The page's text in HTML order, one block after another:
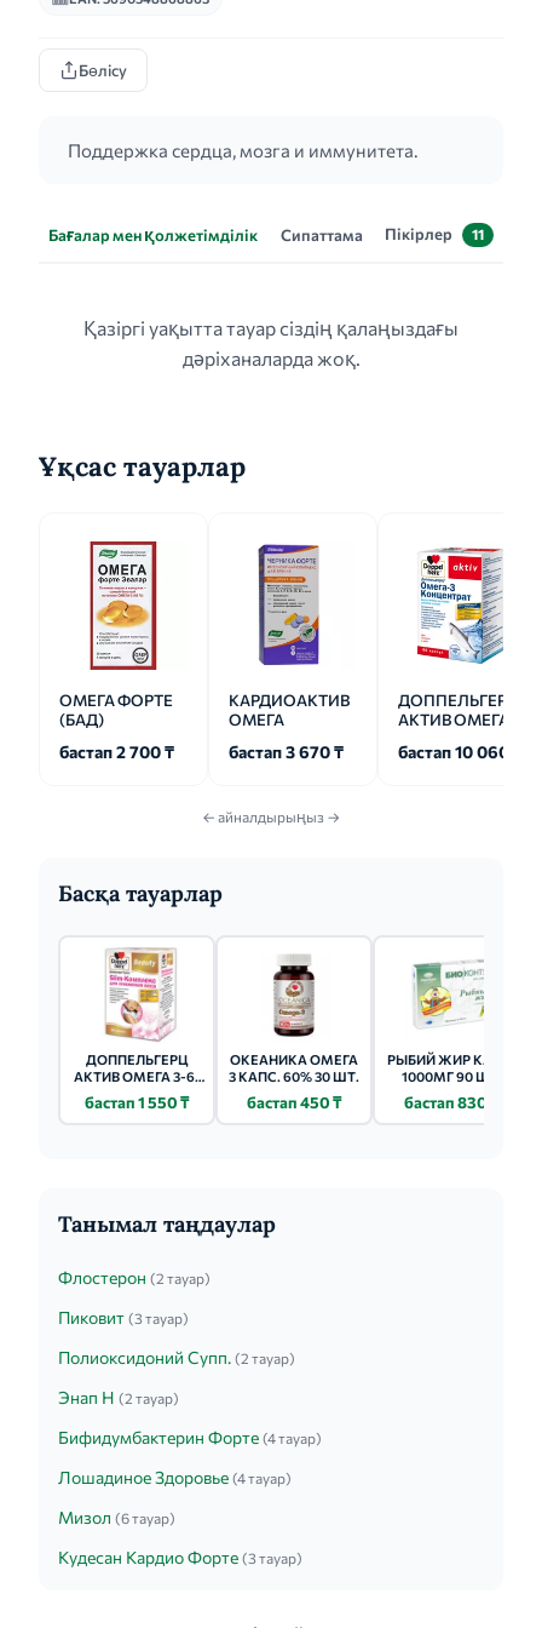
Бөлісу
Поддержка сердца, мозга и иммунитета.
Бағалар мен қолжетімділік Сипаттама Пікірлер 11
Қазіргі уақытта тауар сіздің қалаңыздағы
дәріханаларда жоқ.
Ұқсас тауарлар
ОМЕГА ФОРТЕ
(БАД)
бастап 2 700 ₸
КАРДИОАКТИВ
ОМЕГА
бастап 3 670 ₸
ДОППЕЛЬГЕРЦ
АКТИВ ОМЕГА-3
бастап 10 060 ₸
← айналдырыңыз →
Басқа тауарлар
ДОППЕЛЬГЕРЦ
АКТИВ ОМЕГА 3-6-
бастап 1 550 ₸
ОКЕАНИКА ОМЕГА
3 КАПС. 60% 30 ШТ.
бастап 450 ₸
РЫБИЙ ЖИР КАПС.
1000МГ 90 ШТ.
бастап 830 ₸
Танымал таңдаулар
Флостерон (2 тауар)
Пиковит (3 тауар)
Полиоксидоний Супп. (2 тауар)
Энап H (2 тауар)
Бифидумбактерин Форте (4 тауар)
Лошадиное Здоровье (4 тауар)
Мизол (6 тауар)
Кудесан Кардио Форте (3 тауар)